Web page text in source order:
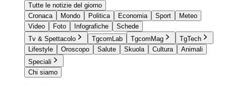
Tutte le notizie del giorno
Cronaca
Mondo Politica Economia Sport
Meteo
Video
Foto Infografiche
Schede
Tv & Spettacolo
TgcomLab TgcomMag
TgTech
Lifestyle
Oroscopo Salute Skuola Cultura
Animali
Speciali
Chi siamo